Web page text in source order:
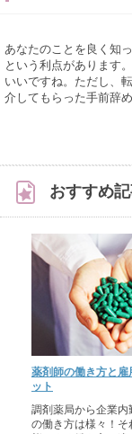
あなたのことを良く知
という利点があります
いいですね。ただし、
介してもらった手前辞
おすすめ
薬剤師の働き方と雇
ット
調剤薬局から企業内
の働き方は様々！そ